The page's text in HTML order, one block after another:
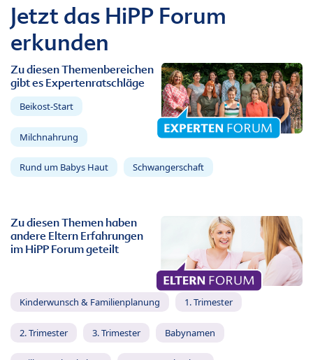
Jetzt das HiPP Forum
erkunden
Zu diesen Themenbereichen
gibt es Expertenratschläge
Beikost-Start
Milchnahrung
Rund um Babys Haut Schwangerschaft
Zu diesen Themen haben
andere Eltern Erfahrungen
im HiPP Forum geteilt
Kinderwunsch & Familienplanung 1. Trimester
2. Trimester 3. Trimester Babynamen